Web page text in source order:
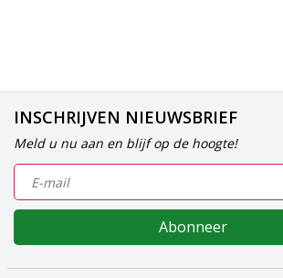
INSCHRIJVEN NIEUWSBRIEF
Meld u nu aan en blijf op de hoogte!
Abonneer